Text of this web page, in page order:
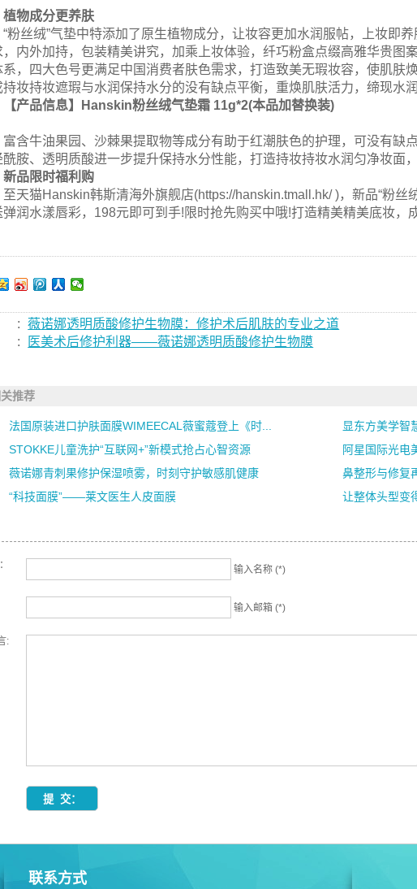
植物成分更养肤
“粉丝绒”气垫中特添加了原生植物成分，让妆容更加水润服帖，上妆即
，内外加持，包装精美讲究，加乘上妆体验，纤巧粉盒点缀高雅华贵图
系，四大色号更满足中国消费者肤色需求，打造致美无瑕妆容，使肌肤
持妆持妆遮瑕与水润保持水分的没有缺点平衡，重焕肌肤活力，缔现水
【产品信息】Hanskin粉丝绒气垫霜 11g*2(本品加替换装)
富含牛油果园、沙棘果提取物等成分有助于红潮肤色的护理，可没有缺
酰胺、透明质酸进一步提升保持水分性能，打造持妆持妆水润匀净妆面
新品限时福利购
至天猫Hanskin韩斯清海外旗舰店(https://hanskin.tmall.hk/ )，新品“粉丝
弹润水漾唇彩，198元即可到手!限时抢先购买中哦!打造精美精美底妆，成
:
薇诺娜透明质酸修护生物膜：修护术后肌肤的专业之道
:
医美术后修护利器——薇诺娜透明质酸修护生物膜
推荐
法国原装进口护肤面膜WIMEECAL薇蜜蔻登上《时...
显东方美学智
STOKKE儿童洗护“互联网+”新模式抢占心智资源
阿星国际光电
薇诺娜青刺果修护保湿喷雾，时刻守护敏感肌健康
鼻整形与修复
“科技面膜”——莱文医生人皮面膜
让整体头型变
输入名称 (*)
输入邮箱 (*)
:
联系方式